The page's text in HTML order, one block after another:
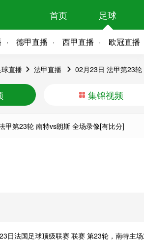
首页 足球
德甲直播 西甲直播 欧冠直播
球直播 法甲直播 02月23日 法甲第23
集锦视频
甲第23轮 南特vs朗斯 全场录像[有比分]
日法国足球顶级联赛 联赛 第23轮，南特主